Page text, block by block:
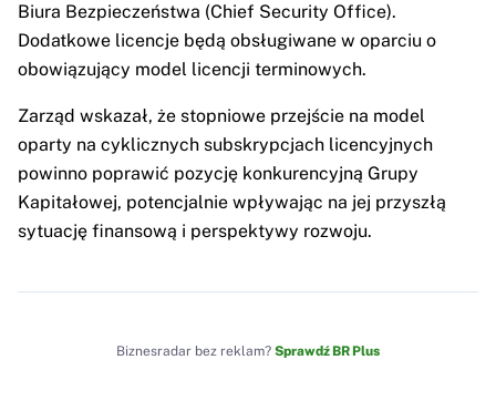
Biura Bezpieczeństwa (Chief Security Office).
Dodatkowe licencje będą obsługiwane w oparciu o
obowiązujący model licencji terminowych.
Zarząd wskazał, że stopniowe przejście na model
oparty na cyklicznych subskrypcjach licencyjnych
powinno poprawić pozycję konkurencyjną Grupy
Kapitałowej, potencjalnie wpływając na jej przyszłą
sytuację finansową i perspektywy rozwoju.
Biznesradar bez reklam? Sprawdź BR Plus